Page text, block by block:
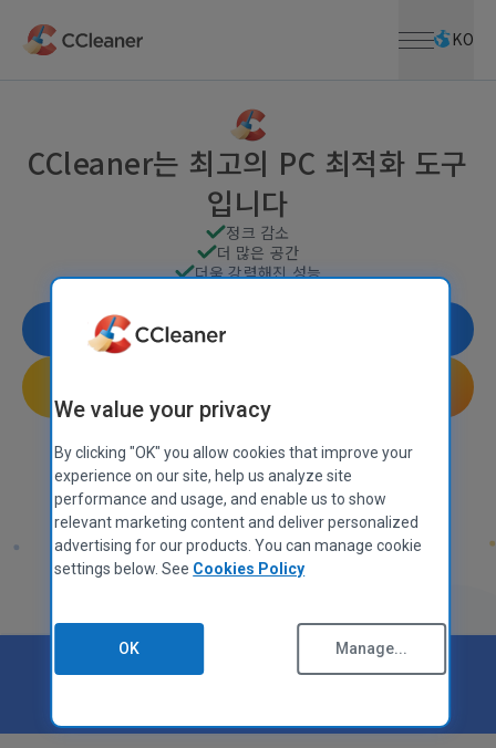
KO
CCleaner는 최고의 PC 최적화 도구
입니다
정크 감소
더 많은 공간
더욱 강력해진 성능
무료 다운로드
30일 이내 환불 보장
CCleaner는Mac,Android , 및iOS에서도 사용할 수 있습니다.
We value your privacy
By clicking "OK" you allow cookies that improve your
experience on our site, help us analyze site
performance and usage, and enable us to show
relevant marketing content and deliver personalized
advertising for our products. You can manage cookie
settings below. See Cookies Policy
OK Manage...